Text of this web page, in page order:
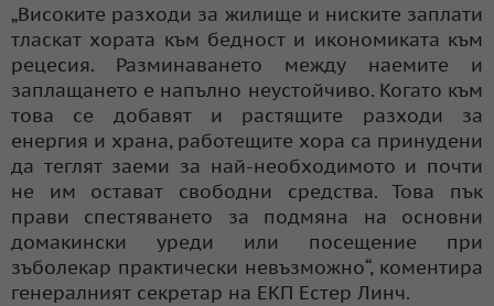
„Високите разходи за жилище и ниските заплати
тласкат хората към бедност и икономиката към
рецесия. Разминаването между наемите и
заплащането е напълно неустойчиво. Когато към
това се добавят и растящите разходи за
енергия и храна, работещите хора са принудени
да теглят заеми за най-необходимото и почти
не им остават свободни средства. Това пък
прави спестяването за подмяна на основни
домакински уреди или посещение при
зъболекар практически невъзможно“, коментира
генералният секретар на ЕКП Естер Линч.